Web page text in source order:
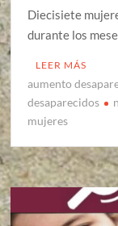
Diecisiete
durante los
LEER MÁS
aumento
desaparecidos
mujeres